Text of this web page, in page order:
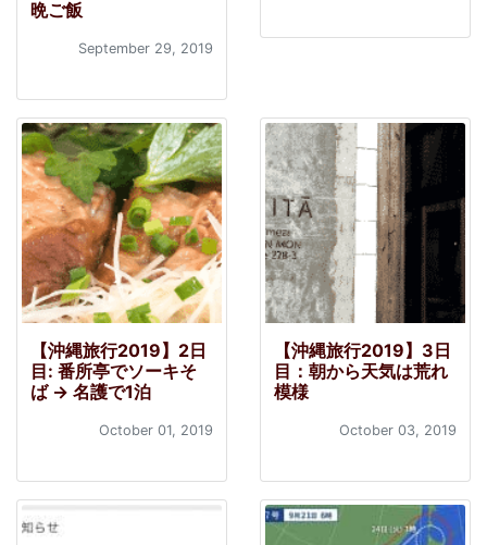
晩ご飯
September 29, 2019
【沖縄旅行2019】2日
目: 番所亭でソーキそ
ば → 名護で1泊
October 01, 2019
【沖縄旅行2019】3日
目：朝から天気は荒れ
模様
October 03, 2019